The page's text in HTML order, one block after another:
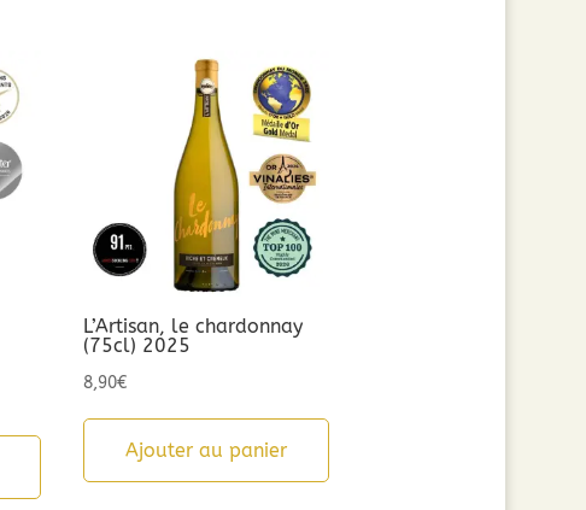
L’Artisan, le chardonnay
(75cl) 2025
8,90€
Ajouter au panier